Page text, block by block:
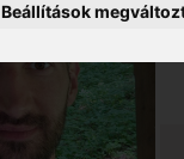
Beállítások